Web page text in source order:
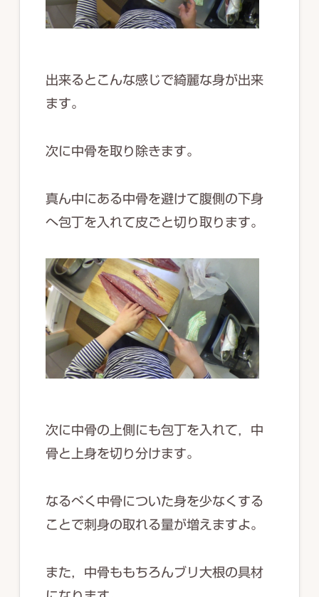
出来るとこんな感じで綺麗な身が出来
ます。
次に中骨を取り除きます。
真ん中にある中骨を避けて腹側の下身
へ包丁を入れて皮ごと切り取ります。
次に中骨の上側にも包丁を入れて，中
骨と上身を切り分けます。
なるべく中骨についた身を少なくする
ことで刺身の取れる量が増えますよ。
また，中骨ももちろんブリ大根の具材